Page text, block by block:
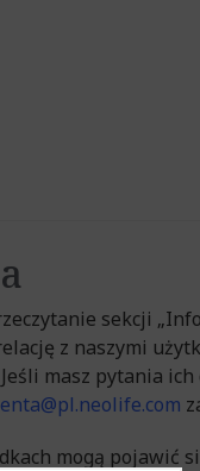
sekcji
z naszymi
masz pytania
mogą pojawić